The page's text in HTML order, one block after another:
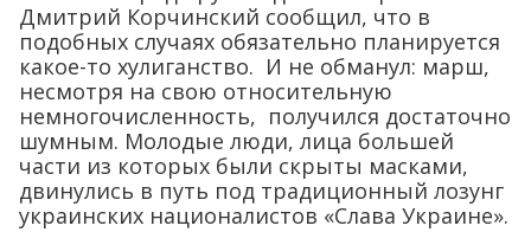
Дмитрий Корчинский сообщил, что в
подобных случаях обязательно планируется
какое-то хулиганство. И не обманул: марш,
несмотря на свою относительную
немногочисленность, получился достаточно
шумным. Молодые люди, лица большей
части из которых были скрыты масками,
двинулись в путь под традиционный лозунг
украинских националистов «Слава Украине».